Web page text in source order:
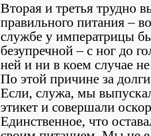
Вторая и третья трудно
правильного питания –
службе у императрицы
безупречной – с ног до
ней и ни в коем случае
По этой причине за
Если, служа, мы
этикет и совершали
Единственное, что